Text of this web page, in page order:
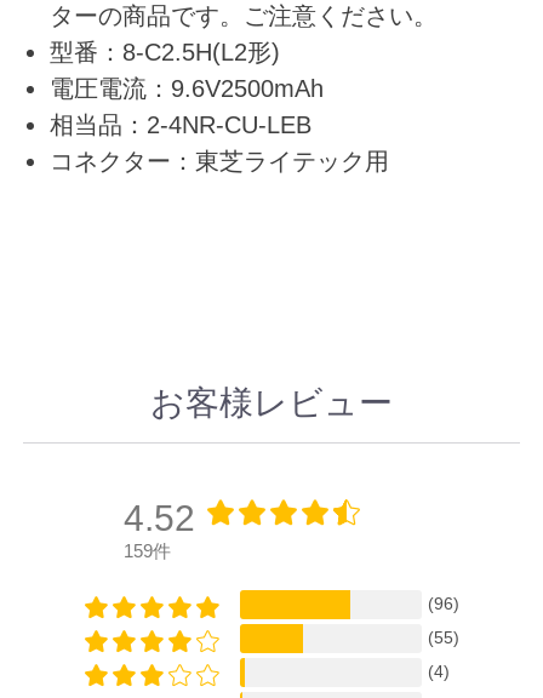
ターの商品です。ご注意ください。
型番：8-C2.5H(L2形)
電圧電流：9.6V2500mAh
相当品：2-4NR-CU-LEB
コネクター：東芝ライテック用
お客様レビュー
4.52
159件
(96)
(55)
(4)